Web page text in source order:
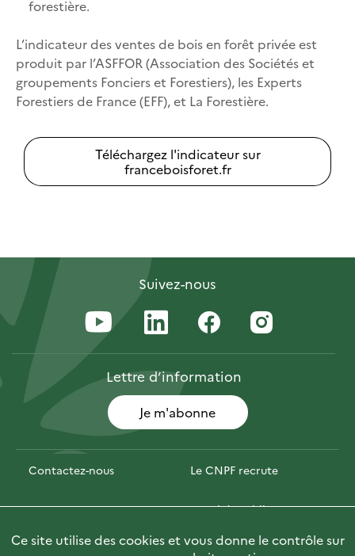
forestière.
L’indicateur des ventes de bois en forêt privée est
produit par l’ASFFOR (Association des Sociétés et
groupements Fonciers et Forestiers), les Experts
Forestiers de France (EFF), et La Forestière.
Téléchargez l'indicateur sur
franceboisforet.fr
Suivez-nous
Lettred’information
Je m'abonne
Contactez-nous Le CNPF recrute
Espace presse Marchés publics
Photofor 🇬🇧 Briefly in English
Ce site utilise des cookies et vous donne le contrôle sur